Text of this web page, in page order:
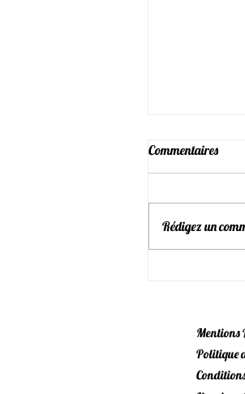
Newsletter
Commentaires
Rédigez un
Mentions
Politique